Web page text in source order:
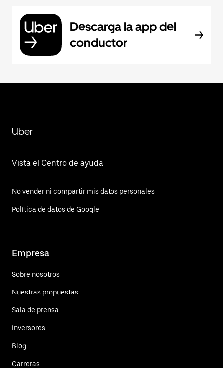
Descarga la app del
conductor
Uber
Vista el Centro de ayuda
No vender ni compartir mis datos personales
Política de datos de Google
Empresa
Sobre nosotros
Nuestras propuestas
Sala de prensa
Inversores
Blog
Carreras